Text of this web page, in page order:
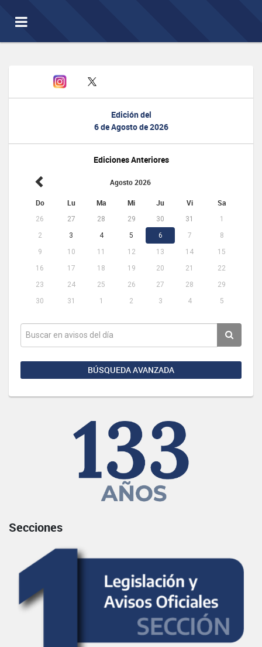
Toggle
navigation
Edición del
6 de Agosto de 2026
Ediciones Anteriores
Agosto 2026
Do Lu Ma Mi Ju Vi Sa
26 27 28 29 30 31
1
2
3 4 5 6 7
8
9
10 11 12 13 14
15
16
17 18 19 20 21
22
23
24 25 26 27 28
29
30
31 1 2 3 4 5
BÚSQUEDA AVANZADA
Secciones